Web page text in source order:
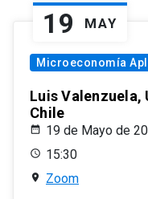
19 MAY
Microeconomía
Luis
Chile
19 de Mayo de
15:30
Zoom